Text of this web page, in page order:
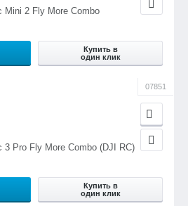
Mini 2 Fly More Combo
Купить в
один клик
07851
3 Pro Fly More Combo (DJI RC)
Купить в
один клик